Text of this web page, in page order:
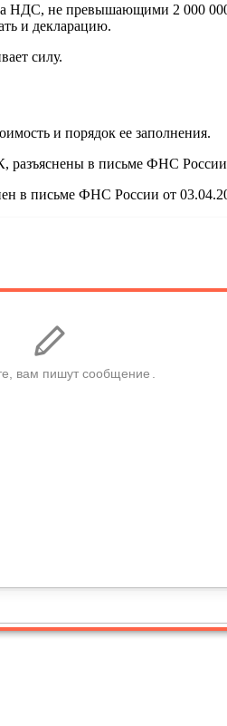
НДС, не превышающими 2 000
и декларацию.
силу.
и порядок ее заполнения.
разъяснены в письме ФНС
в письме ФНС России от